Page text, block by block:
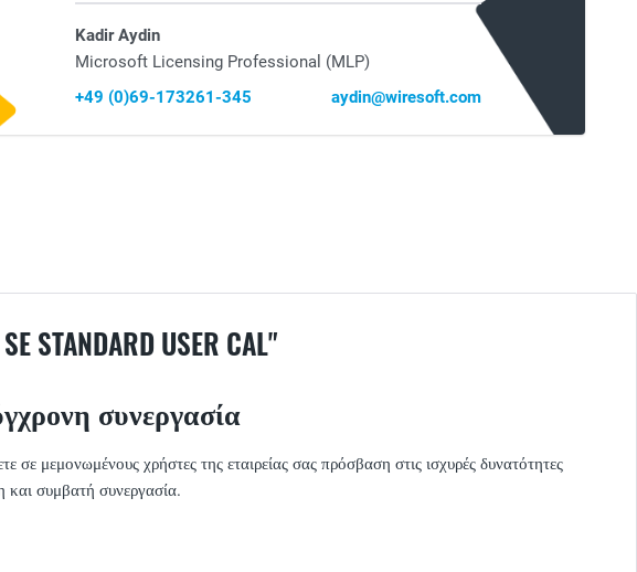
Kadir Aydin
Microsoft Licensing Professional (MLP)
+49 (0)69-173261-345
aydin@wiresoft.com
USER CAL"
συνεργασία
μεμονωμένους χρήστες της εταιρείας σας πρόσβαση στις ισχυρές δυνατότητες
και συμβατή συνεργασία.